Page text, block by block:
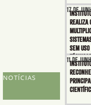
NOTÍCIAS
realiza
sem
17 de
11 de